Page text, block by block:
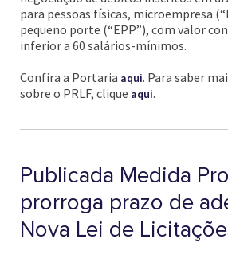
para pessoas físicas, microempresa
pequeno porte (“EPP”), com valor
inferior a 60 salários-mínimos.
Confira a Portaria aqui. Para saber
sobre o PRLF, clique aqui.
Publicada Medida
prorroga prazo de
Nova Lei de